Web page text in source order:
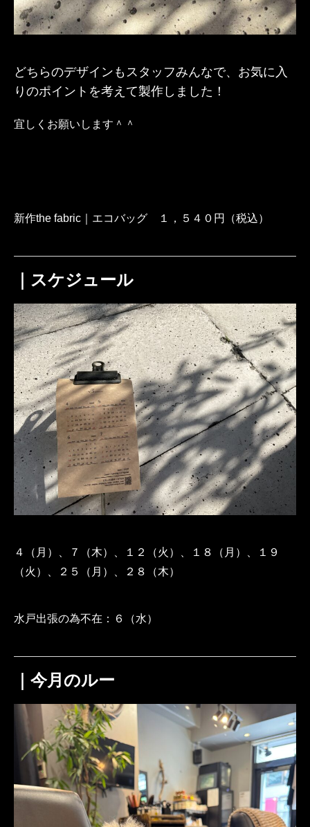
どちらのデザインもスタッフみんなで、お気に入
りのポイントを考えて製作しました！
宜しくお願いします＾＾
新作the fabric｜エコバッグ １，５４０円（税込）
｜スケジュール
４（月）、７（木）、１２（火）、１８（月）、１９
（火）、２５（月）、２８（木）
水戸出張の為不在：６（水）
｜今月のルー